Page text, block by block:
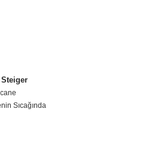
Steiger
Sıcağında